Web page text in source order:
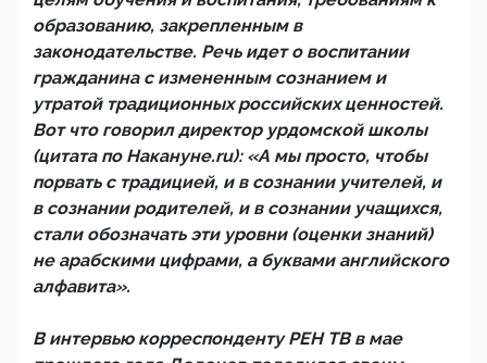
образованию, закрепленным в
законодательстве. Речь идет о воспитании
гражданина с измененным сознанием и
утратой традиционных российских ценностей.
Вот что говорил директор урдомской школы
(цитата по Накануне.ru): «А мы просто, чтобы
порвать с традицией, и в сознании учителей, и
в сознании родителей, и в сознании учащихся,
стали обозначать эти уровни (оценки знаний)
не арабскими цифрами, а буквами английского
алфавита».
В интервью корреспонденту РЕН ТВ в мае